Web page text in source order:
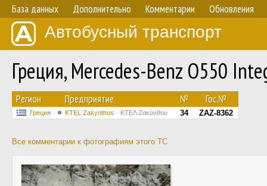
База данных Дополнительно Комментарии Обновления
Автобусный транспорт
Греция, Mercedes-Benz O550
Регион Предприятие № Гос.№
Греция KTEL Zakynthos ΚΤΕΛ Ζακύνθου 34 ZAZ-8362
Все комментарии к фотографиям этого ТС